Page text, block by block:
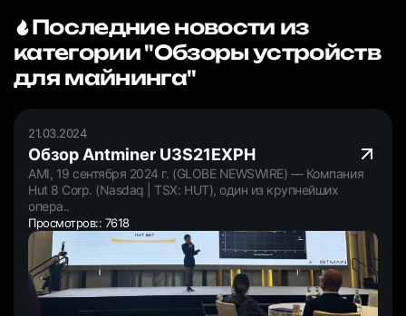
Последние новости из
категории "Обзоры устройств
для майнинга"
21.03.2024
Обзор Antminer U3S21EXPH
AMI, 19 сентября 2024 г. (GLOBE NEWSWIRE) — Компания
Hut 8 Corp. (Nasdaq | TSX: HUT), один из крупнейших
опера..
Просмотров:: 7618